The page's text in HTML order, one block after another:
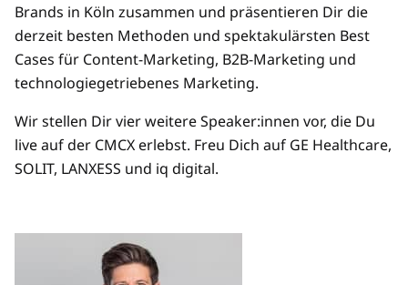
Brands in Köln zusammen und präsentieren Dir die
derzeit besten Methoden und spektakulärsten Best
Cases für Content-Marketing, B2B-Marketing und
technologiegetriebenes Marketing.
Wir stellen Dir vier weitere Speaker:innen vor, die Du
live auf der CMCX erlebst. Freu Dich auf GE Healthcare,
SOLIT, LANXESS und iq digital.